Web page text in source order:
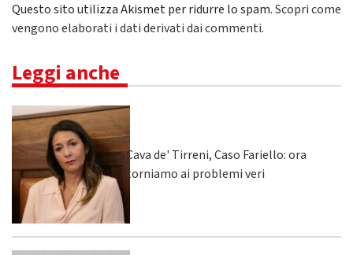
Questo sito utilizza Akismet per ridurre lo spam.Scopri come
vengono elaborati i dati derivati dai commenti.
Leggi anche
Cava de' Tirreni, Caso Fariello: ora
torniamo ai problemi veri